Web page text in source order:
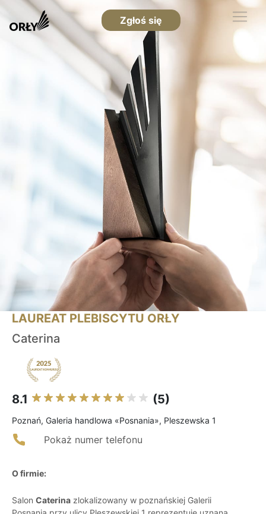
Zgłoś się
LAUREAT PLEBISCYTU ORŁY
Caterina
8.1 (5)
Poznań, Galeria handlowa «Posnania», Pleszewska 1
Pokaż numer telefonu
O firmie:
Salon Caterina zlokalizowany w poznańskiej Galerii